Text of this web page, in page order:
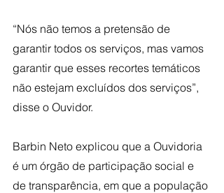
“Nós não temos a pretensão de
garantir todos os serviços, mas vamos
garantir que esses recortes temáticos
não estejam excluídos dos serviços”,
disse o Ouvidor.
Barbin Neto explicou que a Ouvidoria
é um órgão de participação social e
de transparência, em que a população